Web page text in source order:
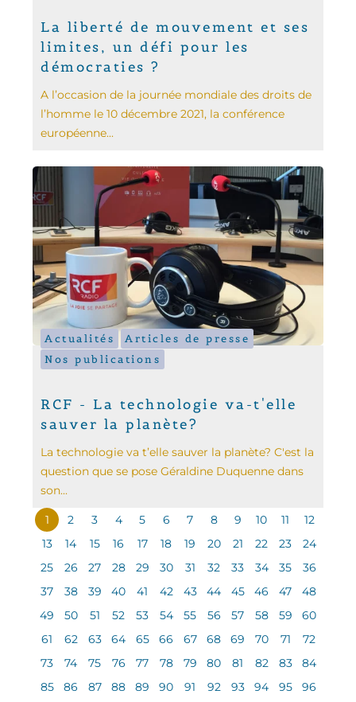
La liberté de mouvement et ses
limites, un défi pour les
démocraties ?
A l’occasion de la journée mondiale des droits de
l’homme le 10 décembre 2021, la conférence
européenne...
Actualités
Articles de presse
Nos publications
RCF - La technologie va-t'elle
sauver la planète?
La technologie va t’elle sauver la planète? C'est la
question que se pose Géraldine Duquenne dans
son...
1 2 3 4 5 6 7 8 9 10 11
12
13
14 15 16 17 18 19 20 21 22 23
24
25
26 27 28 29 30 31 32 33 34 35
36
37
38 39 40 41 42 43 44 45 46 47
48
49
50 51 52 53 54 55 56 57 58 59
60
61
62 63 64 65 66 67 68 69 70 71
72
73
74 75 76 77 78 79 80 81 82 83
84
85
86 87 88 89 90 91 92 93 94 95
96